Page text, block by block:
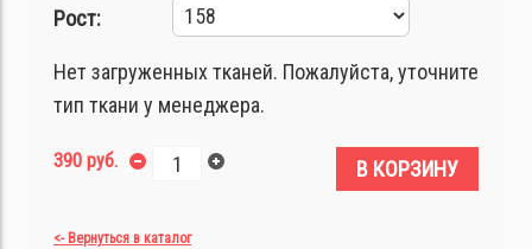
Рост:
Нет загруженных тканей. Пожалуйста, уточните
тип ткани у менеджера.
390 руб. В КОРЗИНУ
<- Вернуться в каталог